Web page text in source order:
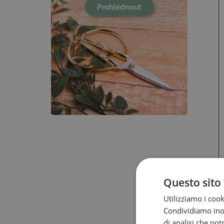
Questo
Utilizziamo i
Condividiamo